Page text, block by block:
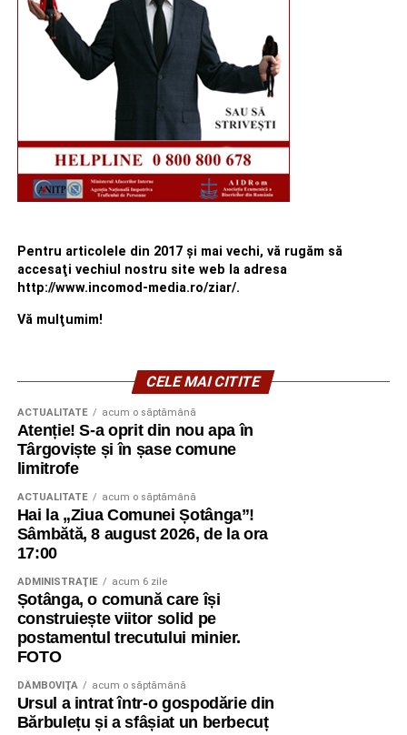
Pentru articolele din 2017 şi mai vechi, vă rugăm să
accesaţi vechiul nostru site web la adresa
http://www.incomod-media.ro/ziar/.
Vă mulţumim!
CELE MAI CITITE
ACTUALITATE acum o săptămână
Atenție! S-a oprit din nou apa în
Târgoviște și în șase comune
limitrofe
ACTUALITATE acum o săptămână
Hai la „Ziua Comunei Șotânga”!
Sâmbătă, 8 august 2026, de la ora
17:00
ADMINISTRAŢIE acum 6 zile
Șotânga, o comună care își
construiește viitor solid pe
postamentul trecutului minier.
FOTO
DÂMBOVIŢA acum o săptămână
Ursul a intrat într-o gospodărie din
Bărbulețu și a sfâșiat un berbecuț